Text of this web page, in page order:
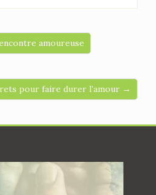
amoureuse
pour faire durer l’amour →